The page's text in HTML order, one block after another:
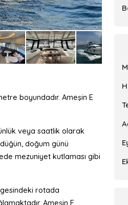
boyundadır. Ameşin E
veya saatlik olarak
doğum günü
mezuniyet kutlaması gibi
rotada
Ameşin E